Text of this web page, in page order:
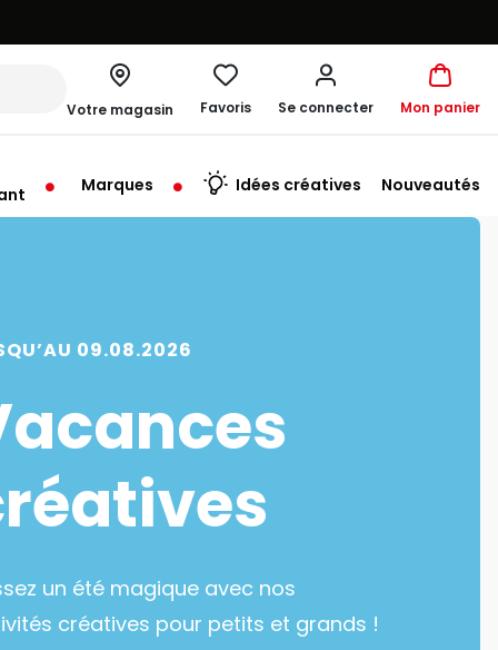
Votre magasin
à 19:30
Favoris Se connecter Mon panier
Marques Idées créatives Nouveautés
09.08.2026
un été magique avec nos
créatives pour petits et grands !